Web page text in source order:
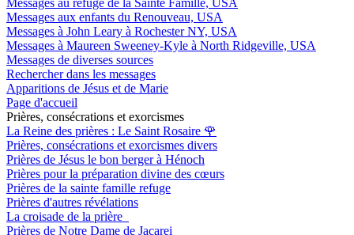
Messages aux enfants du Renouveau, USA
Messages à John Leary à Rochester NY, USA
Messages à Maureen Sweeney-Kyle à North Ridgeville, USA
Messages de diverses sources
Rechercher dans les messages
Apparitions de Jésus et de Marie
Page d'accueil
Prières, consécrations et exorcismes
La Reine des prières : Le Saint Rosaire 🌹
Prières, consécrations et exorcismes divers
Prières de Jésus le bon berger à Hénoch
Prières pour la préparation divine des cœurs
Prières de la sainte famille refuge
Prières d'autres révélations
La croisade de la prière
Prières de Notre Dame de Jacarei